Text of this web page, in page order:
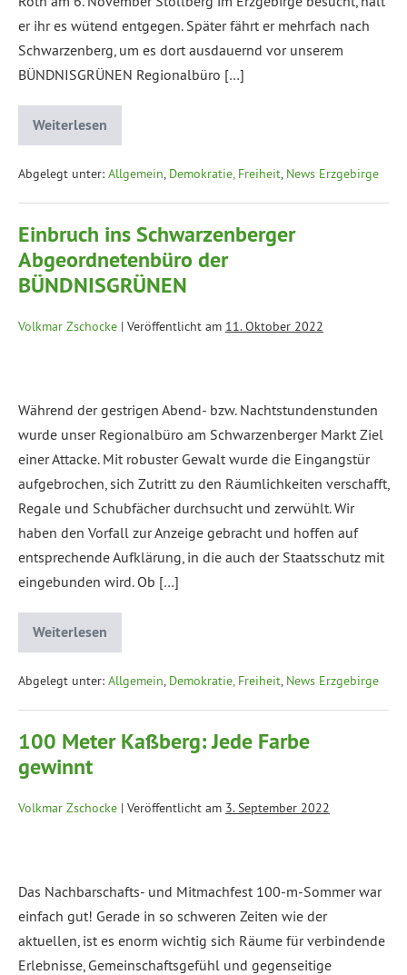
er ihr es wütend entgegen. Später fährt er mehrfach nach
Schwarzenberg, um es dort ausdauernd vor unserem
BÜNDNISGRÜNEN Regionalbüro […]
Weiterlesen
Abgelegt unter: Allgemein, Demokratie, Freiheit, News Erzgebirge
Einbruch ins Schwarzenberger
Abgeordnetenbüro der
BÜNDNISGRÜNEN
Volkmar Zschocke | Veröffentlicht am 11. Oktober 2022
Während der gestrigen Abend- bzw. Nachtstundenstunden
wurde unser Regionalbüro am Schwarzenberger Markt Ziel
einer Attacke. Mit robuster Gewalt wurde die Eingangstür
aufgebrochen, sich Zutritt zu den Räumlichkeiten verschafft,
Regale und Schubfächer durchsucht und zerwühlt. Wir
haben den Vorfall zur Anzeige gebracht und hoffen auf
entsprechende Aufklärung, in die auch der Staatsschutz mit
eingebunden wird. Ob […]
Weiterlesen
Abgelegt unter: Allgemein, Demokratie, Freiheit, News Erzgebirge
100 Meter Kaßberg: Jede Farbe
gewinnt
Volkmar Zschocke | Veröffentlicht am 3. September 2022
Das Nachbarschafts- und Mitmachfest 100-m-Sommer war
einfach gut! Gerade in so schweren Zeiten wie der
aktuellen, ist es enorm wichtig sich Räume für verbindende
Erlebnisse, Gemeinschaftsgefühl und gegenseitige